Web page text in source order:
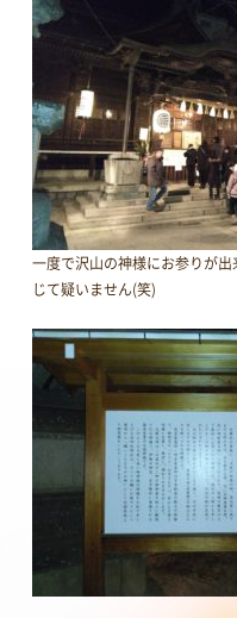
一度で沢山の神様にお参りが
じて疑いません(笑)